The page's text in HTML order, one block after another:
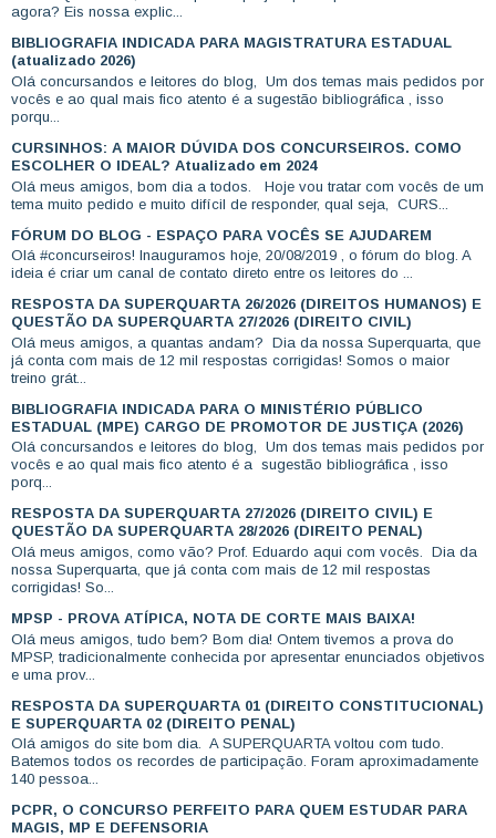
agora? Eis nossa explic...
BIBLIOGRAFIA INDICADA PARA MAGISTRATURA ESTADUAL
(atualizado 2026)
Olá concursandos e leitores do blog, Um dos temas mais pedidos por
vocês e ao qual mais fico atento é a sugestão bibliográfica , isso
porqu...
CURSINHOS: A MAIOR DÚVIDA DOS CONCURSEIROS. COMO
ESCOLHER O IDEAL? Atualizado em 2024
Olá meus amigos, bom dia a todos. Hoje vou tratar com vocês de um
tema muito pedido e muito difícil de responder, qual seja, CURS...
FÓRUM DO BLOG - ESPAÇO PARA VOCÊS SE AJUDAREM
Olá #concurseiros! Inauguramos hoje, 20/08/2019 , o fórum do blog. A
ideia é criar um canal de contato direto entre os leitores do ...
RESPOSTA DA SUPERQUARTA 26/2026 (DIREITOS HUMANOS) E
QUESTÃO DA SUPERQUARTA 27/2026 (DIREITO CIVIL)
Olá meus amigos, a quantas andam? Dia da nossa Superquarta, que
já conta com mais de 12 mil respostas corrigidas! Somos o maior
treino grát...
BIBLIOGRAFIA INDICADA PARA O MINISTÉRIO PÚBLICO
ESTADUAL (MPE) CARGO DE PROMOTOR DE JUSTIÇA (2026)
Olá concursandos e leitores do blog, Um dos temas mais pedidos por
vocês e ao qual mais fico atento é a sugestão bibliográfica , isso
porq...
RESPOSTA DA SUPERQUARTA 27/2026 (DIREITO CIVIL) E
QUESTÃO DA SUPERQUARTA 28/2026 (DIREITO PENAL)
Olá meus amigos, como vão? Prof. Eduardo aqui com vocês. Dia da
nossa Superquarta, que já conta com mais de 12 mil respostas
corrigidas! So...
MPSP - PROVA ATÍPICA, NOTA DE CORTE MAIS BAIXA!
Olá meus amigos, tudo bem? Bom dia! Ontem tivemos a prova do
MPSP, tradicionalmente conhecida por apresentar enunciados objetivos
e uma prov...
RESPOSTA DA SUPERQUARTA 01 (DIREITO CONSTITUCIONAL)
E SUPERQUARTA 02 (DIREITO PENAL)
Olá amigos do site bom dia. A SUPERQUARTA voltou com tudo.
Batemos todos os recordes de participação. Foram aproximadamente
140 pessoa...
PCPR, O CONCURSO PERFEITO PARA QUEM ESTUDAR PARA
MAGIS, MP E DEFENSORIA